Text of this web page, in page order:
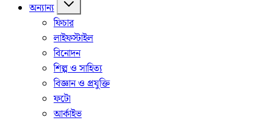
অন্যান্য
ফিচার
লাইফস্টাইল
বিনোদন
শিল্প ও সাহিত্য
বিজ্ঞান ও প্রযুক্তি
ফটো
আর্কাইভ